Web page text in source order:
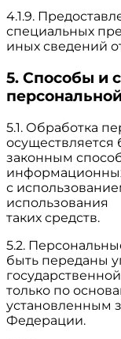
4.1.9.
специальных
иных сведений
5. Способы и
5.1. Обработка
законным
с
использования
таких средств.
5.2.
быть переданы
только по
установленным
Федерации.